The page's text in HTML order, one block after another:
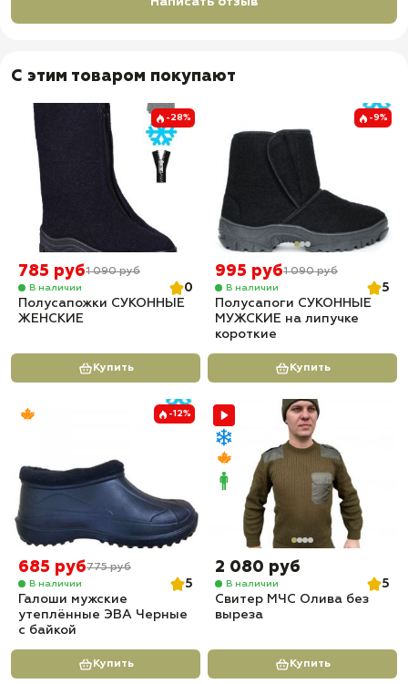
С этим товаром покупают
-28%
785 руб1 090 руб
В наличии
0
Полусапожки СУКОННЫЕ
ЖЕНСКИЕ
Купить
-9%
995 руб1 090 руб
В наличии
5
Полусапоги СУКОННЫЕ
МУЖСКИЕ на липучке
короткие
Купить
-12%
685 руб775 руб
В наличии
5
Галоши мужские
утеплённые ЭВА Черные
с байкой
Купить
2 080 руб
В наличии
5
Свитер МЧС Олива без
выреза
Купить